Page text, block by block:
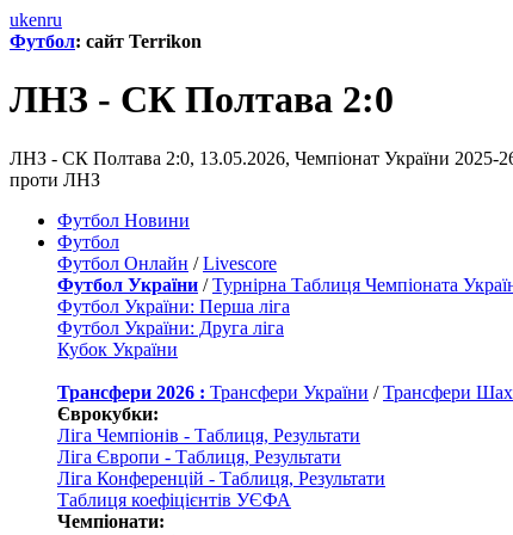
ukenru
Футбол: сайт Terrikon
ЛНЗ - СК Полтава 2:0
ЛНЗ - СК Полтава 2:0, 13.05.2026, Чемпіонат України 2025-
проти ЛНЗ
Футбол Новини
Футбол
Футбол Онлайн /Livescore
Футбол України /Турнірна Таблиця Чемпіоната
Футбол України: Перша ліга
Футбол України: Друга ліга
Кубок України
Трансфери 2026 : Трансфери України /Трансфери
Єврокубки:
Ліга Чемпіонів - Таблиця, Результати
Ліга Європи - Таблиця, Результати
Ліга Конференцій - Таблиця, Результати
Таблиця коефіцієнтів УЄФА
Чемпіонати: